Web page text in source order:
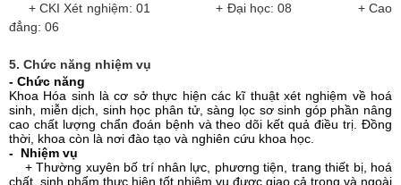
+ CKI Xét nghiệm: 01
+ Đại học: 08
+ Cao
đẳng: 06
5. Chức năng nhiệm vụ
- Chức năng
Khoa Hóa sinh là cơ sở thực hiện các kĩ thuật xét nghiệm về hoá
sinh, miễn dịch, sinh học phân tử, sàng lọc sơ sinh góp phần nâng
cao chất lượng chẩn đoán bệnh và theo dõi kết quả điều trị. Đồng
thời, khoa còn là nơi đào tạo và nghiên cứu khoa học.
- Nhiệm vụ
+ Thường xuyên bố trí nhân lực, phương tiện, trang thiết bị, hoá
chất, sinh phẩm thực hiện tốt nhiệm vụ được giao cả trong và ngoài